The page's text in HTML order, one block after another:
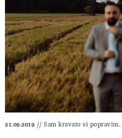
21.09.2019 Sam kravato si popravim.